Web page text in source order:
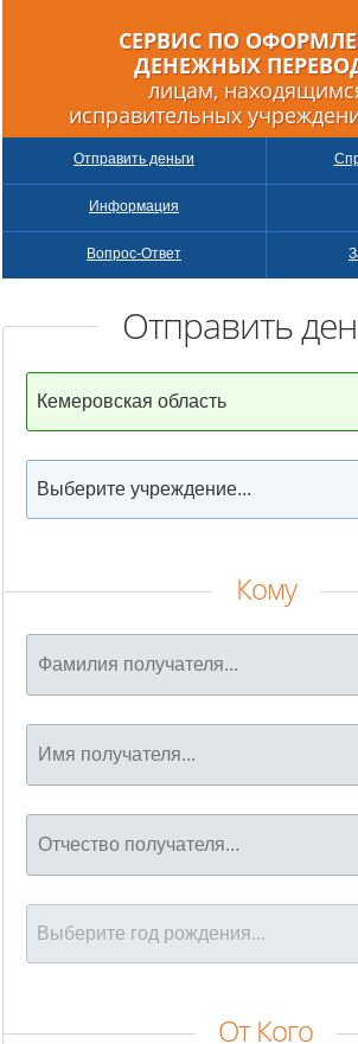
СЕРВИС ПО
ДЕНЕЖНЫХ
лицам,
исправительных
Отправить деньги
Информация
Вопрос-Ответ
Отправить
Кому
От Кого